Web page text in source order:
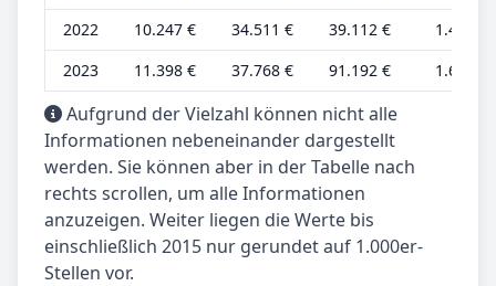
2022
10.247 € 34.511 € 39.112 €
1.464 €
2023
11.398 € 37.768 € 91.192 € 1.628 €
Aufgrund der Vielzahl können nicht alle
Informationen nebeneinander dargestellt
werden. Sie können aber in der Tabelle nach
rechts scrollen, um alle Informationen
anzuzeigen. Weiter liegen die Werte bis
einschließlich 2015 nur gerundet auf 1.000er-
Stellen vor.